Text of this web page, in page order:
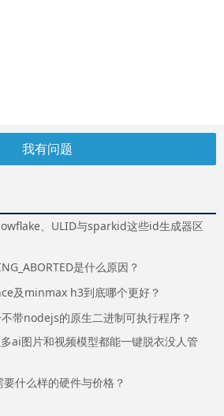
我有问题
、ULID与sparkid这些id生成器区
是什么原因？
及minmax h3到底哪个更好？
带nodejs的原生二进制可执行程序？
ai图片和视频模型都能一键脱衣没人管
什么样的硬件与价格？